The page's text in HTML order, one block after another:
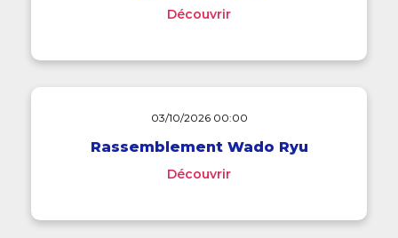
Découvrir
03/10/2026 00:00
Rassemblement Wado Ryu
Découvrir